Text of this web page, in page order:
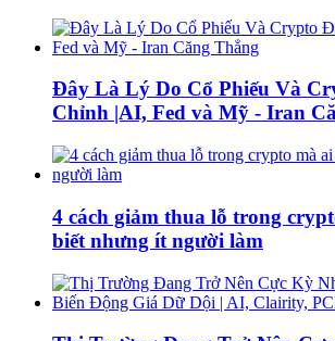
Đây Là Lý Do Cổ Phiếu Và
Chỉnh |AI, Fed và Mỹ - Iran
4 cách giảm thua lỗ trong
biết nhưng ít người làm